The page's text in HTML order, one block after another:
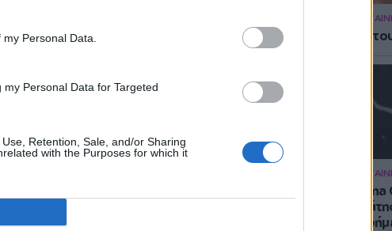
Personal Data.
Personal Data for Targeted
Retention, Sale, and/or Sharing
with the Purposes for which it
Το hit
H
στις